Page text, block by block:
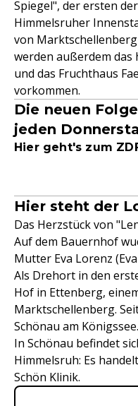
Spiegel", der ersten
Himmelsruher
von
werden außerdem
und das Fruchthaus
vorkommen.
Die neuen
jeden
Hier geht's zum
Hier steht der
Das Herzstück von
Auf dem Bauernhof
Mutter Eva Lorenz
Als Drehort in den
Hof in Ettenberg,
Marktschellenberg.
Schönau am Königssee.
In Schönau befindet
Himmelsruh: Es
Schön Klinik.